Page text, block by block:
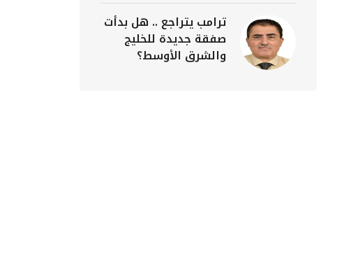
ترامب يتراجع .. هل بدأت
صفقة جديدة للخليج
والشرق الأوسط؟